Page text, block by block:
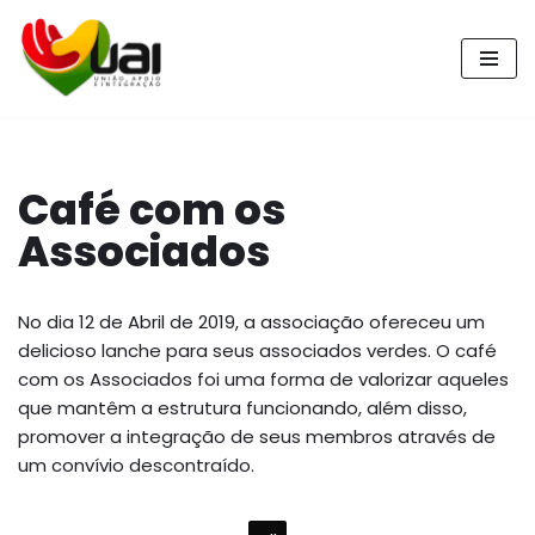
Pular
para
Café com os
Associados
No dia 12 de Abril de 2019, a associação ofereceu um
delicioso lanche para seus associados verdes. O café
com os Associados foi uma forma de valorizar aqueles
que mantêm a estrutura funcionando, além disso,
promover a integração de seus membros através de
um convívio descontraído.